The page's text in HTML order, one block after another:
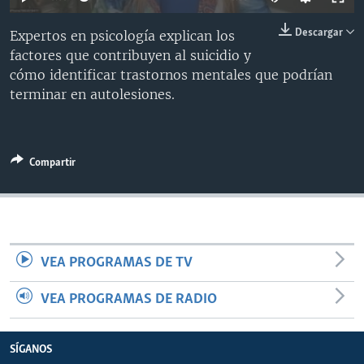
VENEZUELA
BRASIL
NICARAGUA
ECONOMÍA
ENTRETENIMIENTO Y CULTURA
TECNOLOGÍA
DEPORTES
MULTIMEDIA
VIDEOS
FOTOGRAFÍA
AUDIOS
PROGRAMAS TV
EL MUNDO AL DÍA
FORO INTERAMERICANO
LAS CLAVES
RADIO
AVANCE INFORMATIVO
BUENOS DÍAS AMÉRICA
FORO [RADIO]
NOTA ECONÓMICA
ENTRETENIMIENTO
DIRECT
Idiomas
Descargar
Expertos en psicología explican los
factores que contribuyen al suicidio y
cómo identificar trastornos mentales que podrían
terminar en autolesiones.
Compartir
VEA PROGRAMAS DE TV
VEA PROGRAMAS DE RADIO
SÍGANOS